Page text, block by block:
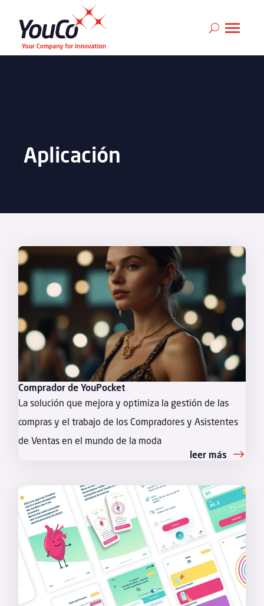
Aplicación
Comprador de YouPocket
La solución que mejora y optimiza la gestión de las
compras y el trabajo de los Compradores y Asistentes
de Ventas en el mundo de la moda
leer más